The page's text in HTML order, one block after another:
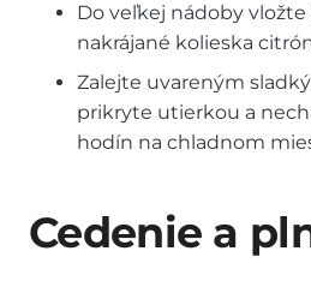
Do veľkej nádoby vložte
nakrájané kolieska
Zalejte uvareným
prikryte utierkou a
hodín na chladnom
Cedenie a